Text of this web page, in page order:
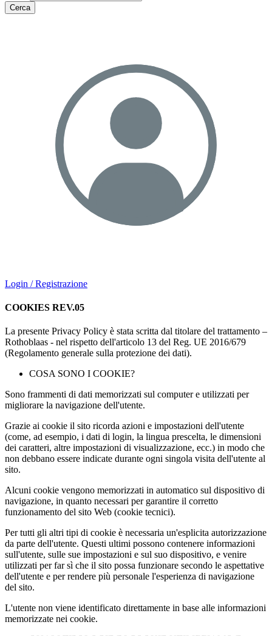
Cerca
Login / Registrazione
COOKIES REV.05
La presente Privacy Policy è stata scritta dal titolare del trattamento –
Rothoblaas - nel rispetto dell'articolo 13 del Reg. UE 2016/679
(Regolamento generale sulla protezione dei dati).
COSA SONO I COOKIE?
Sono frammenti di dati memorizzati sul computer e utilizzati per
migliorare la navigazione dell'utente.
Grazie ai cookie il sito ricorda azioni e impostazioni dell'utente
(come, ad esempio, i dati di login, la lingua prescelta, le dimensioni
dei caratteri, altre impostazioni di visualizzazione, ecc.) in modo che
non debbano essere indicate durante ogni singola visita dell'utente al
sito.
Alcuni cookie vengono memorizzati in automatico sul dispositivo di
navigazione, in quanto necessari per garantire il corretto
funzionamento del sito Web (cookie tecnici).
Per tutti gli altri tipi di cookie è necessaria un'esplicita autorizzazione
da parte dell'utente. Questi ultimi possono contenere informazioni
sull'utente, sulle sue impostazioni e sul suo dispositivo, e venire
utilizzati per far sì che il sito possa funzionare secondo le aspettative
dell'utente e per rendere più personale l'esperienza di navigazione
del sito.
L'utente non viene identificato direttamente in base alle informazioni
memorizzate nei cookie.